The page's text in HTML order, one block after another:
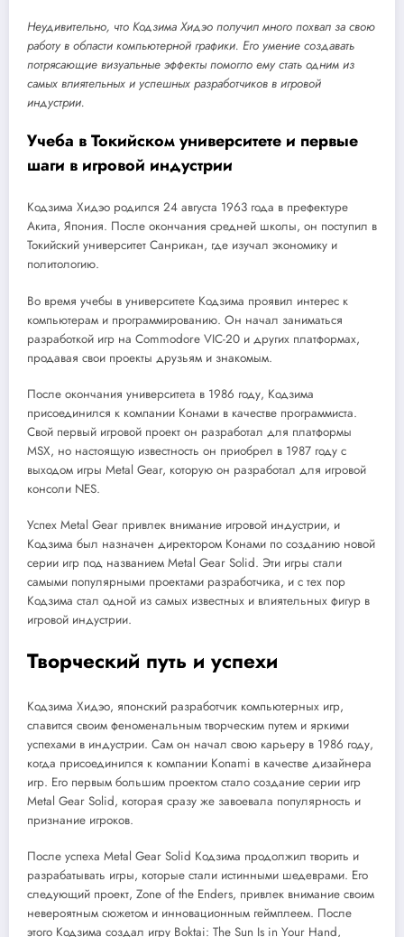
Неудивительно, что Кодзима Хидэо получил много похвал за свою
работу в области компьютерной графики. Его умение создавать
потрясающие визуальные эффекты помогло ему стать одним из
самых влиятельных и успешных разработчиков в игровой
индустрии.
Учеба в Токийском университете и первые
шаги в игровой индустрии
Кодзима Хидэо родился 24 августа 1963 года в префектуре
Акита, Япония. После окончания средней школы, он поступил в
Токийский университет Санрикан, где изучал экономику и
политологию.
Во время учебы в университете Кодзима проявил интерес к
компьютерам и программированию. Он начал заниматься
разработкой игр на Commodore VIC-20 и других платформах,
продавая свои проекты друзьям и знакомым.
После окончания университета в 1986 году, Кодзима
присоединился к компании Конами в качестве программиста.
Свой первый игровой проект он разработал для платформы
MSX, но настоящую известность он приобрел в 1987 году с
выходом игры Metal Gear, которую он разработал для игровой
консоли NES.
Успех Metal Gear привлек внимание игровой индустрии, и
Кодзима был назначен директором Конами по созданию новой
серии игр под названием Metal Gear Solid. Эти игры стали
самыми популярными проектами разработчика, и с тех пор
Кодзима стал одной из самых известных и влиятельных фигур в
игровой индустрии.
Творческий путь и успехи
Кодзима Хидэо, японский разработчик компьютерных игр,
славится своим феноменальным творческим путем и яркими
успехами в индустрии. Сам он начал свою карьеру в 1986 году,
когда присоединился к компании Konami в качестве дизайнера
игр. Его первым большим проектом стало создание серии игр
Metal Gear Solid, которая сразу же завоевала популярность и
признание игроков.
После успеха Metal Gear Solid Кодзима продолжил творить и
разрабатывать игры, которые стали истинными шедеврами. Его
следующий проект, Zone of the Enders, привлек внимание своим
невероятным сюжетом и инновационным геймплеем. После
этого Кодзима создал игру Boktai: The Sun Is in Your Hand,